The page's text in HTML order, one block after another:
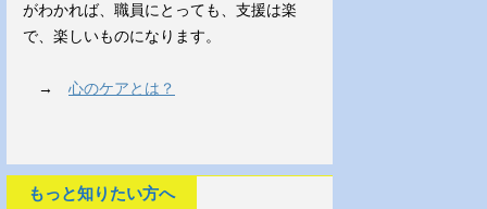
がわかれば、職員にとっても、支援は楽
で、楽しいものになります。
→ 心のケアとは？
もっと知りたい方へ